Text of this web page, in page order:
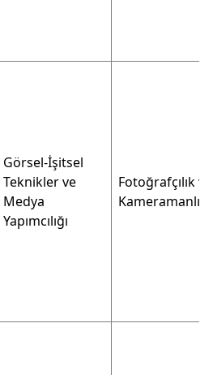
Görsel-İşitsel
Teknikler ve
Medya
Yapımcılığı
Fotoğrafçılık ve
Kameramanlık